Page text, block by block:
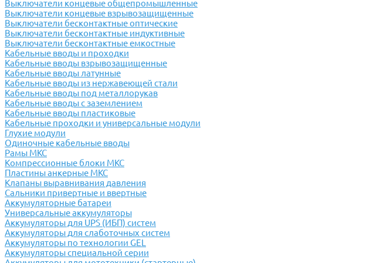
Выключатели концевые общепромышленные
Выключатели концевые взрывозащищенные
Выключатели бесконтактные оптические
Выключатели бесконтактные индуктивные
Выключатели бесконтактные емкостные
Кабельные вводы и проходки
Кабельные вводы взрывозащищенные
Кабельные вводы латунные
Кабельные вводы из нержавеющей стали
Кабельные вводы под металлорукав
Кабельные вводы с заземлением
Кабельные вводы пластиковые
Кабельные проходки и универсальные модули
Глухие модули
Одиночные кабельные вводы
Рамы МКС
Компрессионные блоки МКС
Пластины анкерные МКС
Клапаны выравнивания давления
Сальники привертные и ввертные
Аккумуляторные батареи
Универсальные аккумуляторы
Аккумуляторы для UPS (ИБП) систем
Аккумуляторы для слаботочных систем
Аккумуляторы по технологии GEL
Аккумуляторы специальной серии